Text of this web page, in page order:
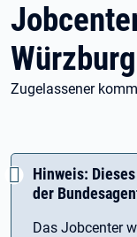
Würzburg
Zugelassener
Hinweis:
der
Das Jobcenter